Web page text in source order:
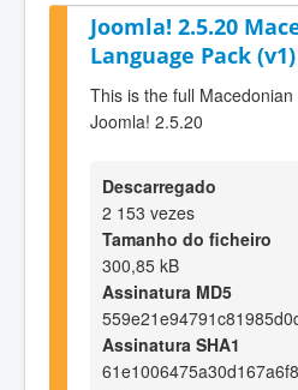
Joomla! 2.5.20
Language Pack (v1)
This is the full
Joomla! 2.5.20
Descarregado
2 153 vezes
Tamanho do ficheiro
300,85 kB
Assinatura MD5
Assinatura SHA1